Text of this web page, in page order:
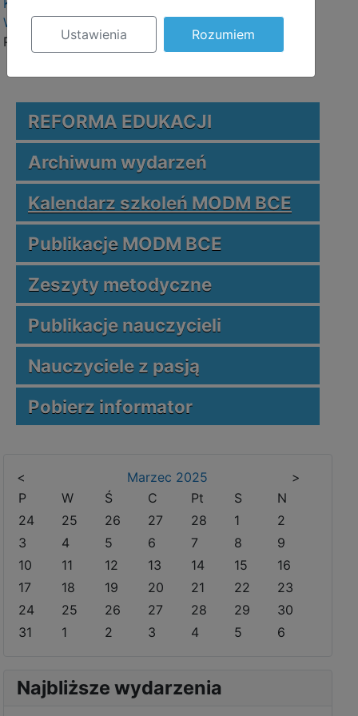
Wszystkie kategorie
Pokaż wydarzenia z wszystkich kategorii.
REFORMA EDUKACJI
Archiwum wydarzeń
Kalendarz szkoleń MODM BCE
Publikacje MODM BCE
Zeszyty metodyczne
Publikacje nauczycieli
Nauczyciele z pasją
Pobierz informator
< Marzec 2025
>
P
W Ś C Pt S
N
24
25 26 27 28 1
2
3
4 5 6 7 8
9
10
11 12 13 14 15
16
17
18 19 20 21 22
23
24
25 26 27 28 29
30
31
1 2 3 4 5 6
Najbliższe wydarzenia
Ustawienia Rozumiem